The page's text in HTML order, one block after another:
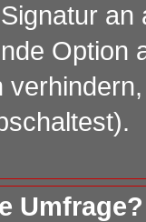
Option
Umfrage?